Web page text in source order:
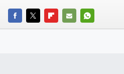
FACEBOOK
TWITTERFLIPBOARD
E-
WHATSAPP